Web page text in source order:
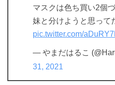
マスクは色ち買い2個
妹と分けようと思っ
pic.twitter.com/
— やまだはるこ
31, 2021